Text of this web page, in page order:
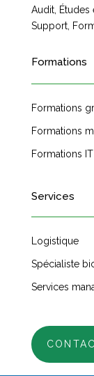
Audit, Études
Support,
Formations
Formations
Formations
Formations IT
Services
Logistique
Spécialiste
Services